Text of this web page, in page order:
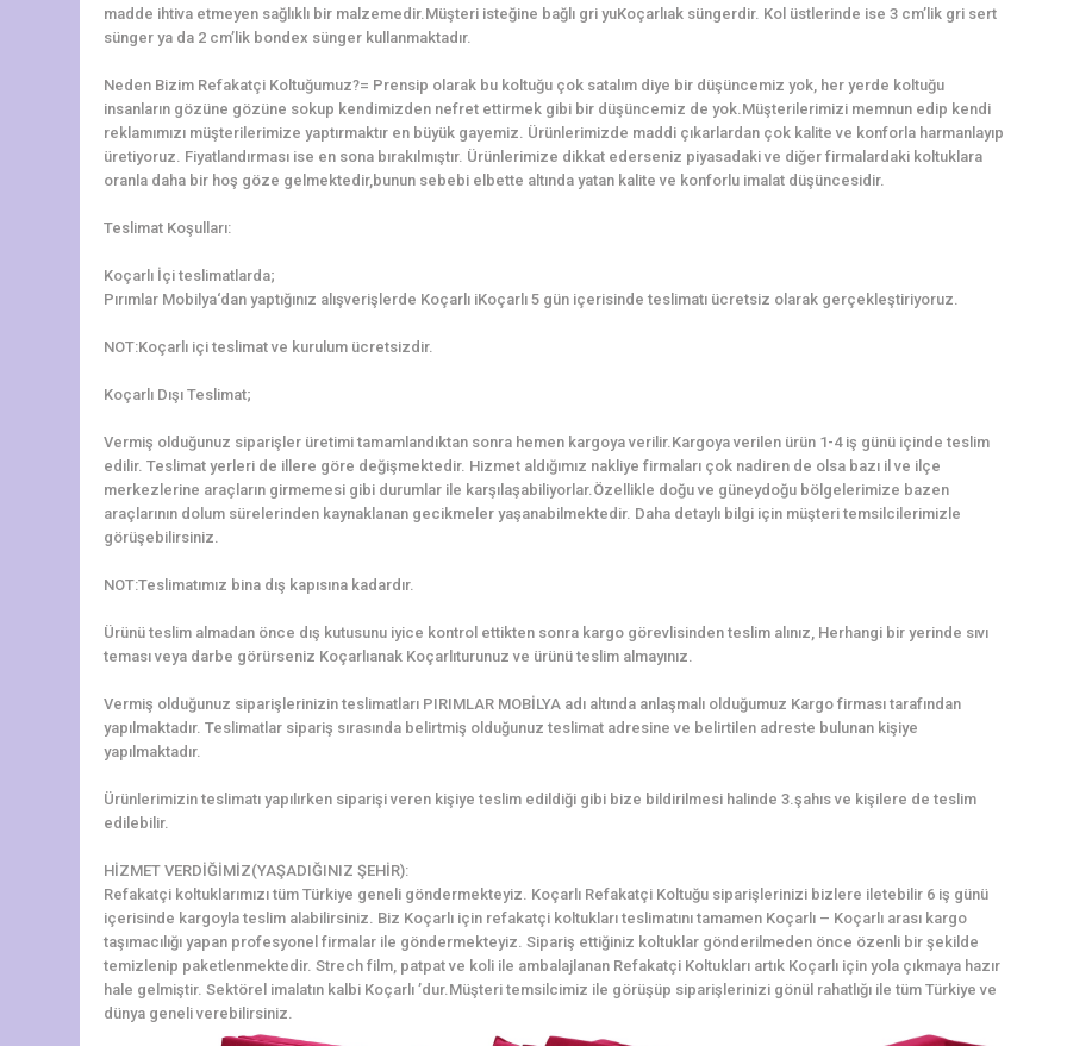
madde ihtiva etmeyen sağlıklı bir malzemedir.Müşteri isteğine bağlı gri yuKoçarlıak süngerdir. Kol üstlerinde ise 3 cm’lik gri sert
sünger ya da 2 cm’lik bondex sünger kullanmaktadır.
Neden Bizim Refakatçi Koltuğumuz?= Prensip olarak bu koltuğu çok satalım diye bir düşüncemiz yok, her yerde koltuğu
insanların gözüne gözüne sokup kendimizden nefret ettirmek gibi bir düşüncemiz de yok.Müşterilerimizi memnun edip kendi
reklamımızı müşterilerimize yaptırmaktır en büyük gayemiz. Ürünlerimizde maddi çıkarlardan çok kalite ve konforla harmanlayıp
üretiyoruz. Fiyatlandırması ise en sona bırakılmıştır. Ürünlerimize dikkat ederseniz piyasadaki ve diğer firmalardaki koltuklara
oranla daha bir hoş göze gelmektedir,bunun sebebi elbette altında yatan kalite ve konforlu imalat düşüncesidir.
Teslimat Koşulları:
Koçarlı İçi teslimatlarda;
Pırımlar Mobilya‘dan yaptığınız alışverişlerde Koçarlı iKoçarlı 5 gün içerisinde teslimatı ücretsiz olarak gerçekleştiriyoruz.
NOT:Koçarlı içi teslimat ve kurulum ücretsizdir.
Koçarlı Dışı Teslimat;
Vermiş olduğunuz siparişler üretimi tamamlandıktan sonra hemen kargoya verilir.Kargoya verilen ürün 1-4 iş günü içinde teslim
edilir. Teslimat yerleri de illere göre değişmektedir. Hizmet aldığımız nakliye firmaları çok nadiren de olsa bazı il ve ilçe
merkezlerine araçların girmemesi gibi durumlar ile karşılaşabiliyorlar.Özellikle doğu ve güneydoğu bölgelerimize bazen
araçlarının dolum sürelerinden kaynaklanan gecikmeler yaşanabilmektedir. Daha detaylı bilgi için müşteri temsilcilerimizle
görüşebilirsiniz.
NOT:Teslimatımız bina dış kapısına kadardır.
Ürünü teslim almadan önce dış kutusunu iyice kontrol ettikten sonra kargo görevlisinden teslim alınız, Herhangi bir yerinde sıvı
teması veya darbe görürseniz Koçarlıanak Koçarlıturunuz ve ürünü teslim almayınız.
Vermiş olduğunuz siparişlerinizin teslimatları PIRIMLAR MOBİLYA adı altında anlaşmalı olduğumuz Kargo firması tarafından
yapılmaktadır. Teslimatlar sipariş sırasında belirtmiş olduğunuz teslimat adresine ve belirtilen adreste bulunan kişiye
yapılmaktadır.
Ürünlerimizin teslimatı yapılırken siparişi veren kişiye teslim edildiği gibi bize bildirilmesi halinde 3.şahıs ve kişilere de teslim
edilebilir.
HİZMET VERDİĞİMİZ(YAŞADIĞINIZ ŞEHİR):
Refakatçi koltuklarımızı tüm Türkiye geneli göndermekteyiz. Koçarlı Refakatçi Koltuğu siparişlerinizi bizlere iletebilir 6 iş günü
içerisinde kargoyla teslim alabilirsiniz. Biz Koçarlı için refakatçi koltukları teslimatını tamamen Koçarlı – Koçarlı arası kargo
taşımacılığı yapan profesyonel firmalar ile göndermekteyiz. Sipariş ettiğiniz koltuklar gönderilmeden önce özenli bir şekilde
temizlenip paketlenmektedir. Strech film, patpat ve koli ile ambalajlanan Refakatçi Koltukları artık Koçarlı için yola çıkmaya hazır
hale gelmiştir. Sektörel imalatın kalbi Koçarlı ’dur.Müşteri temsilcimiz ile görüşüp siparişlerinizi gönül rahatlığı ile tüm Türkiye ve
dünya geneli verebilirsiniz.